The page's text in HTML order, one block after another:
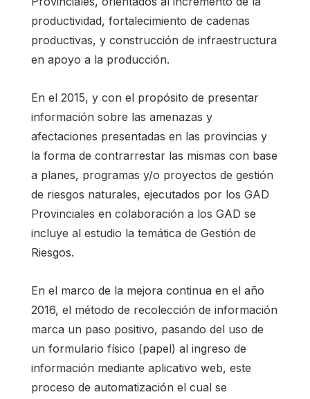
productividad, fortalecimiento de cadenas
productivas, y construcción de infraestructura
en apoyo a la producción.
En el 2015, y con el propósito de presentar
información sobre las amenazas y
afectaciones presentadas en las provincias y
la forma de contrarrestar las mismas con base
a planes, programas y/o proyectos de gestión
de riesgos naturales, ejecutados por los GAD
Provinciales en colaboración a los GAD se
incluye al estudio la temática de Gestión de
Riesgos.
En el marco de la mejora continua en el año
2016, el método de recolección de información
marca un paso positivo, pasando del uso de
un formulario físico (papel) al ingreso de
información mediante aplicativo web, este
proceso de automatización el cual se